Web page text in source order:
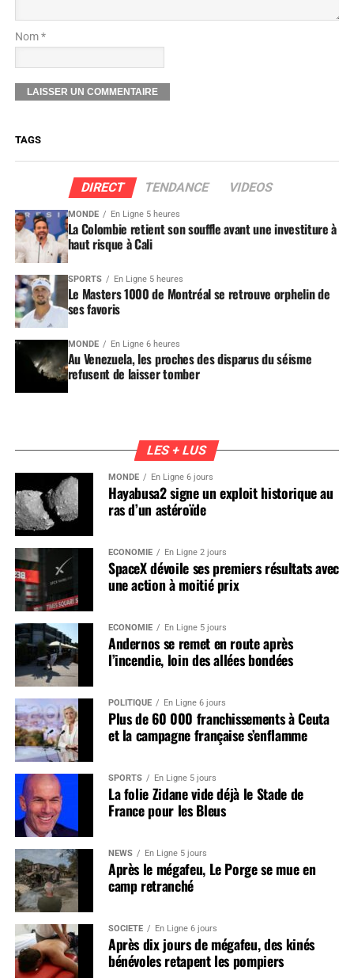
Nom *
TAGS
DIRECT TENDANCE VIDEOS
MONDE En Ligne 5 heures
La Colombie retient son souffle avant une investiture à
haut risque à Cali
SPORTS En Ligne 5 heures
Le Masters 1000 de Montréal se retrouve orphelin de
ses favoris
MONDE En Ligne 6 heures
Au Venezuela, les proches des disparus du séisme
refusent de laisser tomber
LES + LUS
MONDE En Ligne 6 jours
Hayabusa2 signe un exploit historique au
ras d’un astéroïde
ÉCONOMIE En Ligne 2 jours
SpaceX dévoile ses premiers résultats avec
une action à moitié prix
ÉCONOMIE En Ligne 5 jours
Andernos se remet en route après
l’incendie, loin des allées bondées
POLITIQUE En Ligne 6 jours
Plus de 60 000 franchissements à Ceuta
et la campagne française s’enflamme
SPORTS En Ligne 5 jours
La folie Zidane vide déjà le Stade de
France pour les Bleus
NEWS En Ligne 5 jours
Après le mégafeu, Le Porge se mue en
camp retranché
SOCIÉTÉ En Ligne 6 jours
Après dix jours de mégafeu, des kinés
bénévoles retapent les pompiers